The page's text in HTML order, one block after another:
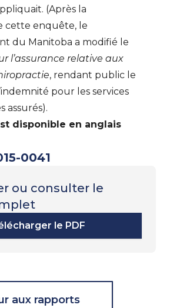
(Après la
cette enquête, le
du Manitoba a modifié le
l’assurance relative aux
, rendant public le
pour les services
assurés).
disponible en anglais
0041
ou consulter le
le PDF
aux rapports